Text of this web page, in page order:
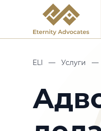
ELI — Услуги —